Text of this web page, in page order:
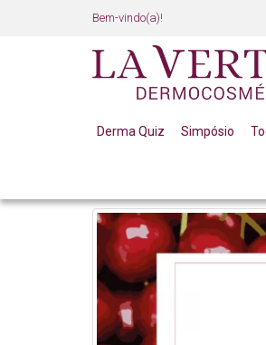
Bem-vindo(a)!
Derma Quiz Simpósio
ESFOLIANTE